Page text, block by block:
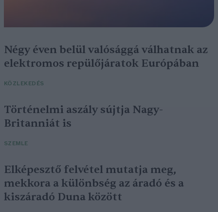
Négy éven belül valósággá válhatnak az
elektromos repülőjáratok Európában
KÖZLEKEDÉS
Történelmi aszály sújtja Nagy-
Britanniát is
SZEMLE
Elképesztő felvétel mutatja meg,
mekkora a különbség az áradó és a
kiszáradó Duna között